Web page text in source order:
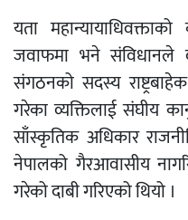
यता
जवाफमा भने संविधानले
संगठनको सदस्य
गरेका व्यक्तिलाई संघीय
साँस्कृतिक अधिकार
नेपालको गैरआवासीय
गरेको दाबी गरिएको थियो ।